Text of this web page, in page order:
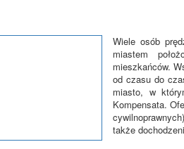
Wiele osób
miastem
mieszkańców.
od czasu do
miasto, w
Kompensata.
także